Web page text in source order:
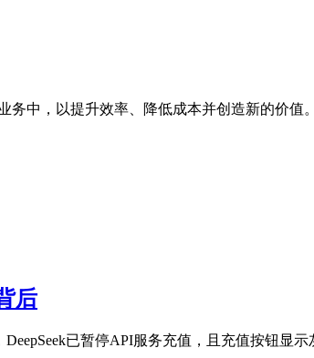
中，以提升效率、降低成本并创造新的价值
后
已暂停API服务充值，且充值按钮显